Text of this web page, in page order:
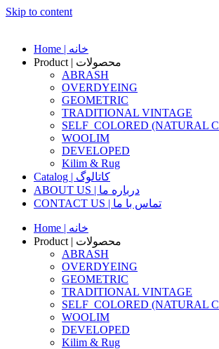
Skip to content
Home | خانه
Product | محصولات
ABRASH
OVERDYEING
GEOMETRIC
TRADITIONAL VINTAGE
SELF_COLORED (NATURAL
WOOLIM
DEVELOPED
Kilim & Rug
Catalog | کاتالوگ
ABOUT US | درباره ما
CONTACT US | تماس با ما
Home | خانه
Product | محصولات
ABRASH
OVERDYEING
GEOMETRIC
TRADITIONAL VINTAGE
SELF_COLORED (NATURAL
WOOLIM
DEVELOPED
Kilim & Rug